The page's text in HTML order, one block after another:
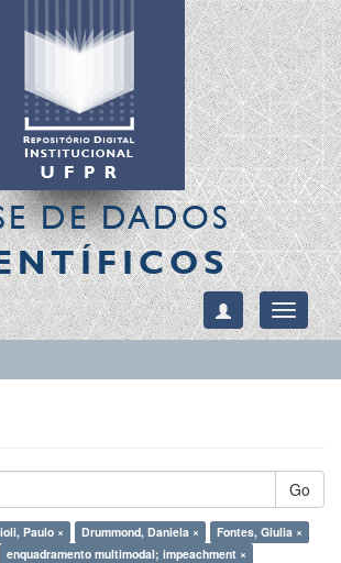
DE DADOS
Toggle
Go
Paulo × Drummond, Daniela ×
Fontes, Giulia ×
enquadramento multimodal; impeachment ×